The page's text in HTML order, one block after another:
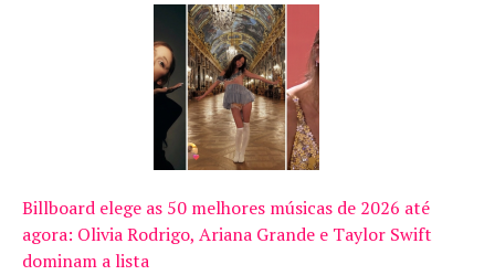
Billboard elege as 50 melhores músicas de 2026 até
agora: Olivia Rodrigo, Ariana Grande e Taylor Swift
dominam a lista